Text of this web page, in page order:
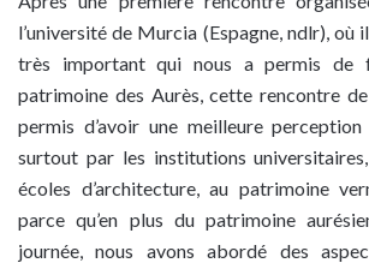
l’université de Murcia (Espagne, ndlr), où
très important qui nous a permis de
patrimoine des Aurès, cette rencontre
permis d’avoir une meilleure
surtout par les institutions
écoles d’architecture, au patrimoine
parce qu’en plus du patrimoine
journée, nous avons abordé des